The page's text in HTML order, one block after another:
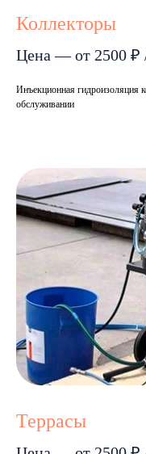
Коллекторы
Цена — от 2500 ₽
Инъекционная гидроизоляция
обслуживании
Террасы